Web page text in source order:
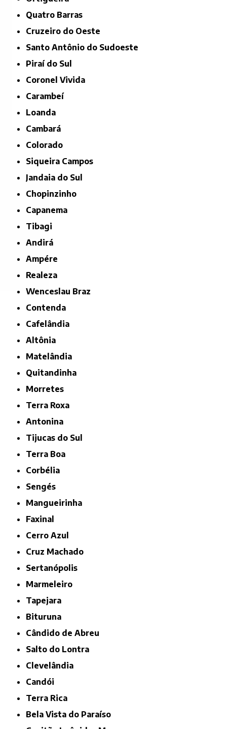
Quatro Barras
Cruzeiro do Oeste
Santo Antônio do Sudoeste
Piraí do Sul
Coronel Vivida
Carambeí
Loanda
Cambará
Colorado
Siqueira Campos
Jandaia do Sul
Chopinzinho
Capanema
Tibagi
Andirá
Ampére
Realeza
Wenceslau Braz
Contenda
Cafelândia
Altônia
Matelândia
Quitandinha
Morretes
Terra Roxa
Antonina
Tijucas do Sul
Terra Boa
Corbélia
Sengés
Mangueirinha
Faxinal
Cerro Azul
Cruz Machado
Sertanópolis
Marmeleiro
Tapejara
Bituruna
Cândido de Abreu
Salto do Lontra
Clevelândia
Candói
Terra Rica
Bela Vista do Paraíso